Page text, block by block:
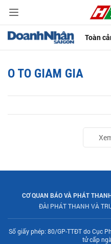
Toàn
O TO GIAM GIA
CƠ QUAN BÁO VÀ PHÁT
ĐÀI PHÁT THANH VÀ
Số giấy phép: 80/GP-TTĐT do Cục
tử cấp